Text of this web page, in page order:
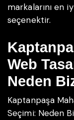
markalarını en
seçenektir.
Web
Neden
Kaptanpaşa
Seçimi: Neden